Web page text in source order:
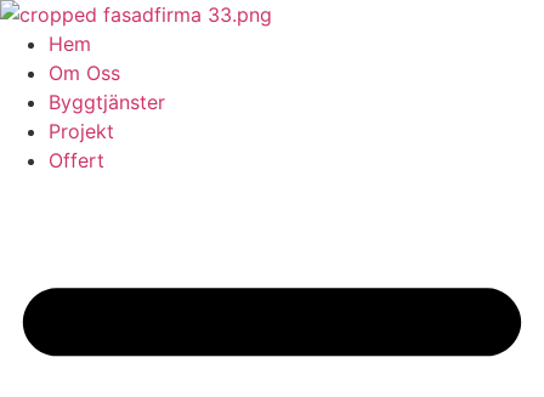
Skip
content
Hem
Om Oss
Byggtjänster
Projekt
Offert